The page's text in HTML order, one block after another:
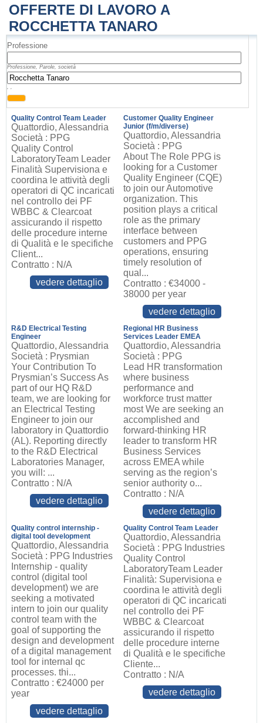
OFFERTE DI LAVORO A
ROCCHETTA TANARO
Professione
Professione, Parole, società
, ,
Quality Control Team Leader
Quattordio, Alessandria
Società : PPG
Quality Control
LaboratoryTeam Leader
Finalità Supervisiona e
coordina le attività degli
operatori di QC incaricati
nel controllo dei PF
WBBC & Clearcoat
assicurando il rispetto
delle procedure interne
di Qualità e le specifiche
Client...
Contratto : N/A
vedere dettaglio
Customer Quality Engineer
Junior (f/m/diverse)
Quattordio, Alessandria
Società : PPG
About The Role PPG is
looking for a Customer
Quality Engineer (CQE)
to join our Automotive
organization. This
position plays a critical
role as the primary
interface between
customers and PPG
operations, ensuring
timely resolution of
qual...
Contratto : €34000 -
38000 per year
vedere dettaglio
R&D Electrical Testing
Engineer
Quattordio, Alessandria
Società : Prysmian
Your Contribution To
Prysmian’s Success As
part of our HQ R&D
team, we are looking for
an Electrical Testing
Engineer to join our
laboratory in Quattordio
(AL). Reporting directly
to the R&D Electrical
Laboratories Manager,
you will: ...
Contratto : N/A
vedere dettaglio
Regional HR Business
Services Leader EMEA
Quattordio, Alessandria
Società : PPG
Lead HR transformation
where business
performance and
workforce trust matter
most We are seeking an
accomplished and
forward-thinking HR
leader to transform HR
Business Services
across EMEA while
serving as the region’s
senior authority o...
Contratto : N/A
vedere dettaglio
Quality control internship -
digital tool development
Quattordio, Alessandria
Società : PPG Industries
Internship - quality
control (digital tool
development) we are
seeking a motivated
intern to join our quality
control team with the
goal of supporting the
design and development
of a digital management
tool for internal qc
processes. thi...
Contratto : €24000 per
year
vedere dettaglio
Quality Control Team Leader
Quattordio, Alessandria
Società : PPG Industries
Quality Control
LaboratoryTeam Leader
Finalità: Supervisiona e
coordina le attività degli
operatori di QC incaricati
nel controllo dei PF
WBBC & Clearcoat
assicurando il rispetto
delle procedure interne
di Qualità e le specifiche
Cliente...
Contratto : N/A
vedere dettaglio